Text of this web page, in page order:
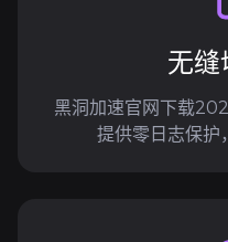
无缝
黑洞加速官网下载
提供零日志保护